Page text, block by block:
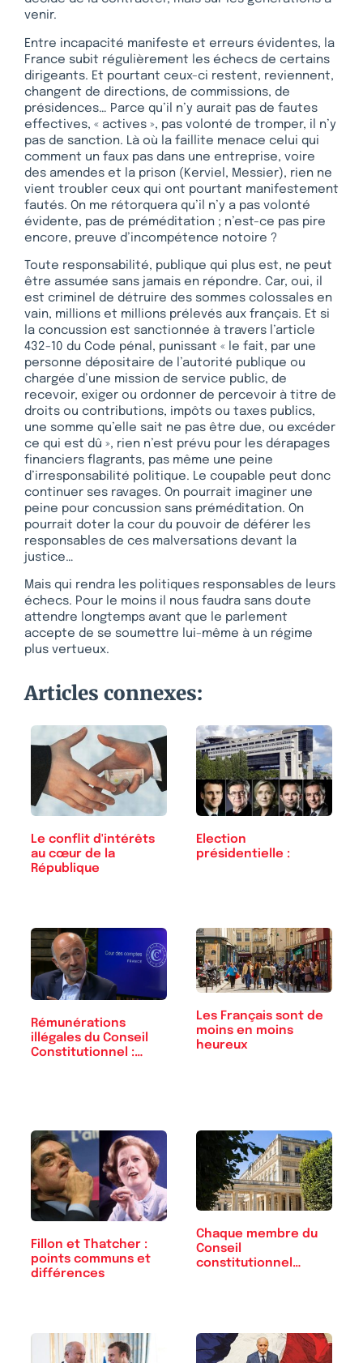
venir.
Entre incapacité manifeste et erreurs évidentes, la
France subit régulièrement les échecs de certains
dirigeants. Et pourtant ceux-ci restent, reviennent,
changent de directions, de commissions, de
présidences… Parce qu’il n’y aurait pas de fautes
effectives, « actives », pas volonté de tromper, il n’y
pas de sanction. Là où la faillite menace celui qui
comment un faux pas dans une entreprise, voire
des amendes et la prison (Kerviel, Messier), rien ne
vient troubler ceux qui ont pourtant manifestement
fautés. On me rétorquera qu’il n’y a pas volonté
évidente, pas de préméditation ; n’est-ce pas pire
encore, preuve d’incompétence notoire ?
Toute responsabilité, publique qui plus est, ne peut
être assumée sans jamais en répondre. Car, oui, il
est criminel de détruire des sommes colossales en
vain, millions et millions prélevés aux français. Et si
la concussion est sanctionnée à travers l’article
432-10 du Code pénal, punissant « le fait, par une
personne dépositaire de l’autorité publique ou
chargée d’une mission de service public, de
recevoir, exiger ou ordonner de percevoir à titre de
droits ou contributions, impôts ou taxes publics,
une somme qu’elle sait ne pas être due, ou excéder
ce qui est dû », rien n’est prévu pour les dérapages
financiers flagrants, pas même une peine
d’irresponsabilité politique. Le coupable peut donc
continuer ses ravages. On pourrait imaginer une
peine pour concussion sans préméditation. On
pourrait doter la cour du pouvoir de déférer les
responsables de ces malversations devant la
justice…
Mais qui rendra les politiques responsables de leurs
échecs. Pour le moins il nous faudra sans doute
attendre longtemps avant que le parlement
accepte de se soumettre lui-même à un régime
plus vertueux.
Articles connexes:
Le conflit d'intérêts
au cœur de la
République
Election
présidentielle :
Rémunérations
illégales du Conseil
Constitutionnel :…
Les Français sont de
moins en moins
heureux
Fillon et Thatcher :
points communs et
différences
Chaque membre du
Conseil
constitutionnel